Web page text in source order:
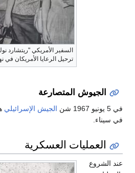
السفير الأمريكي
ترحيل الرعايا الأمريكان في
الجيوش المتصارعة
في 5 يونيو 1967 شن الجيش الإسرائيلي
في سيناء.
العمليات العسكرية
عند الشروع